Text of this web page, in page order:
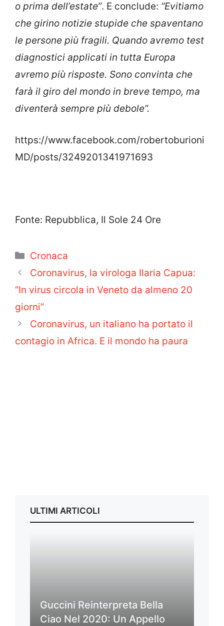
o prima dell’estate”. E conclude: “Evitiamo
che girino notizie stupide che spaventano
le persone più fragili. Quando avremo test
diagnostici applicati in tutta Europa
avremo più risposte. Sono convinta che
farà il giro del mondo in breve tempo, ma
diventerà sempre più debole”.
https://www.facebook.com/robertoburioni
MD/posts/3249201341971693
Fonte: Repubblica, Il Sole 24 Ore
Categorie
Cronaca
Coronavirus, la virologa Ilaria Capua:
“In virus circola in Veneto da almeno 20
giorni”
Coronavirus, un italiano ha portato il
contagio in Africa. E il mondo ha paura
ULTIMI ARTICOLI
Guccini Reinterpreta Bella
Ciao Nel 2020: Un Appello